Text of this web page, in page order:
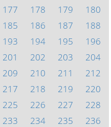
177 178 179
180
185 186 187
188
193 194 195
196
201 202 203
204
209 210 211
212
217 218 219
220
225 226 227
228
233 234 235
236